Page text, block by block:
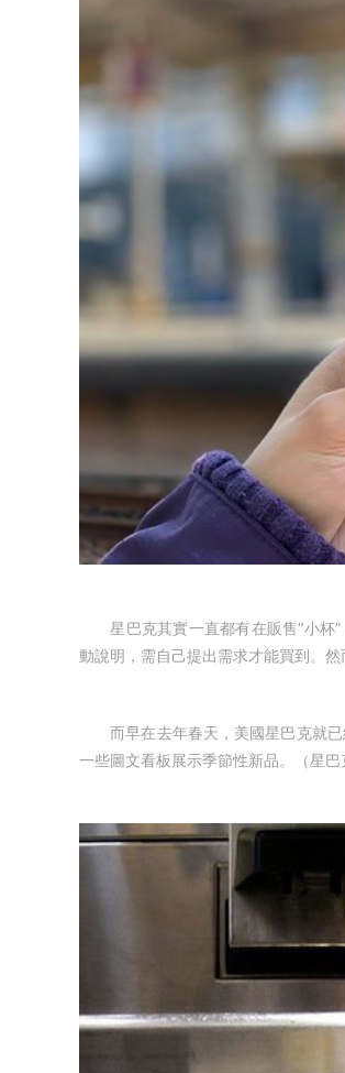
星巴克其實一直都有在販售“小杯”
動說明，需自己提出需求才能買到。
而早在去年春天，美國星巴克就已
一些圖文看板展示季節性新品。（星